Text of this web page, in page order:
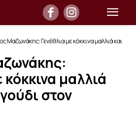
Μαζωνάκης: Γενέθλια με κόκκινα μαλλιά και
κόκκινα μαλλιά
στον